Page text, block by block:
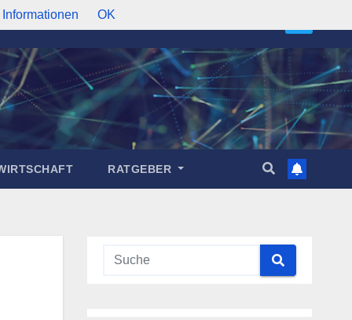
RATGEBER
Informationen OK